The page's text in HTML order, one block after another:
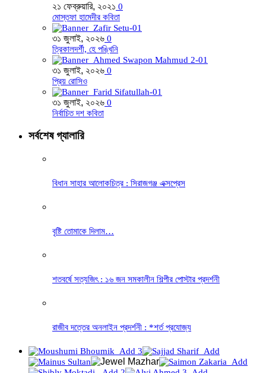
২১ ফেব্রুয়ারি, ২০২১ 0
মোস্তফা হামেদীর কবিতা
৩১ জুলাই, ২০২৬ 0
ত্রিকালদর্শী, হে পঙ্খিনি
৩১ জুলাই, ২০২৬ 0
প্রিয় রোসিও
৩১ জুলাই, ২০২৬ 0
নির্বাচিত দশ কবিতা
সর্বশেষ গ্যালারি
বিধান সাহার আলোকচিত্র : সিরাজগঞ্জ এক্সপ্রেস
বৃষ্টি তোমাকে দিলাম…
শতবর্ষে সত্যজিৎ : ১৬ জন সমকালীন শিল্পীর পোস্টার প্রদর্শনী
রাজীব দত্তের অনলাইন প্রদর্শনী : *শর্ত প্রযোজ্য